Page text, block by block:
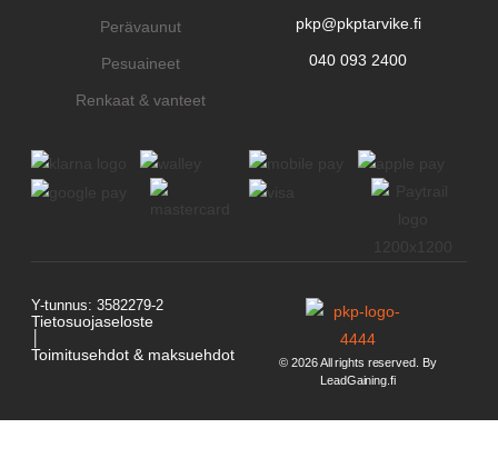
Perävaunut
Pesuaineet
Renkaat & vanteet
pkp@pkptarvike.fi
040 093 2400
© 2026 All rights reserved. By
LeadGaining.fi
Y-tunnus: 3582279-2
Tietosuojaseloste
Toimitusehdot & maksuehdot